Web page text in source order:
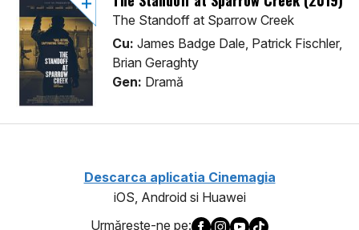
The Standoff at Sparrow Creek
Cu: James Badge Dale, Patrick Fischler,
Brian Geraghty
Gen: Dramă
Descarca aplicatia Cinemagia
iOS, Android si Huawei
Urmăreşte-ne pe: